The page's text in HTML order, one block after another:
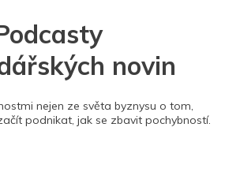
novin
nejen ze světa byznysu o tom,
podnikat, jak se zbavit pochybností.